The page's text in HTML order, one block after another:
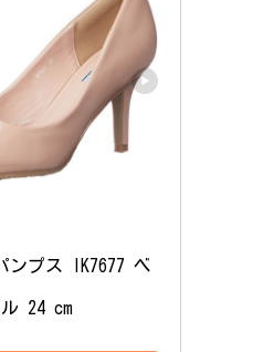
ンプス IK7677 ベ
24 cm